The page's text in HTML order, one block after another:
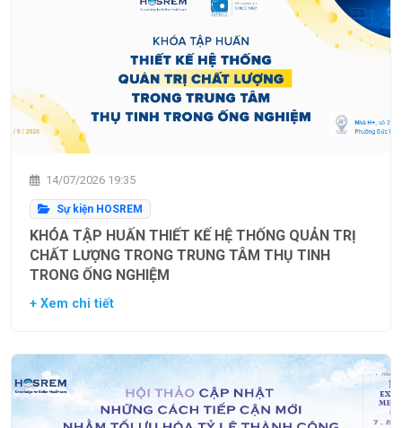
14/07/2026 19:35
Sự kiện HOSREM
KHÓA TẬP HUẤN THIẾT KẾ HỆ THỐNG QUẢN TRỊ
CHẤT LƯỢNG TRONG TRUNG TÂM THỤ TINH
TRONG ỐNG NGHIỆM
+ Xem chi tiết